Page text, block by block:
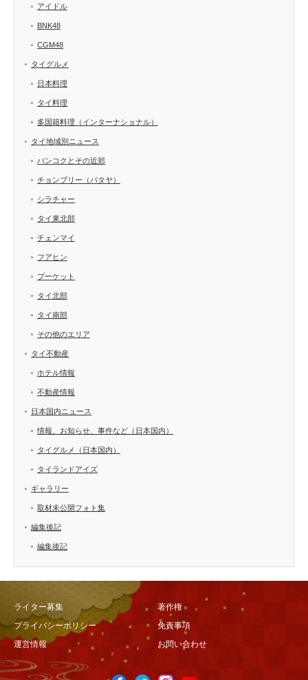
アイドル
BNK48
CGM48
タイグルメ
日本料理
タイ料理
多国籍料理（インターナショナル）
タイ地域別ニュース
バンコクとその近郊
チョンブリー（パタヤ）
シラチャー
タイ東北部
チェンマイ
フアヒン
プーケット
タイ北部
タイ南部
その他のエリア
タイ不動産
ホテル情報
不動産情報
日本国内ニュース
情報、お知らせ、事件など（日本国内）
タイグルメ（日本国内）
タイランドアイズ
ギャラリー
取材未公開フォト集
編集後記
編集後記
ライター募集
著作権
プライバシーポリシー
免責事項
運営情報
お問い合わせ